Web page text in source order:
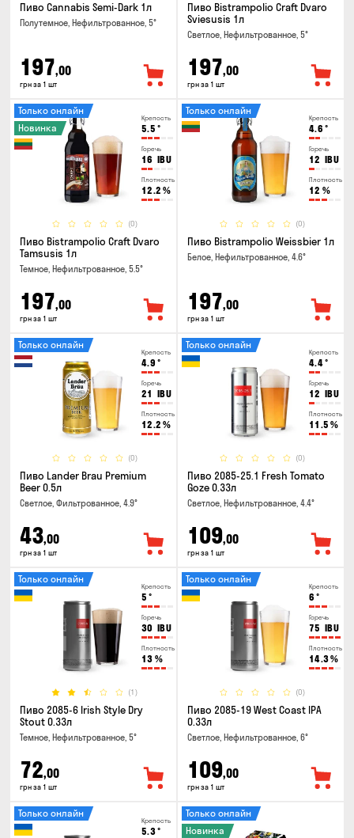
Пиво Cannabis Semi-Dark 1л
Полутемное, Нефильтрованное, 5°
197,00
грн за 1 шт
Пиво Bistrampolio Craft Dvaro
Sviesusis 1л
Светлое, Нефильтрованное, 5°
197,00
грн за 1 шт
Крепость
5.5 °
Горечь
16 IBU
Плотность
12.2 %
(0)
Только онлайн
Новинка
Пиво Bistrampolio Craft Dvaro
Tamsusis 1л
Темное, Нефильтрованное, 5.5°
197,00
грн за 1 шт
Крепость
4.6 °
Горечь
12 IBU
Плотность
12 %
(0)
Только онлайн
Пиво Bistrampolio Weissbier 1л
Белое, Нефильтрованное, 4.6°
197,00
грн за 1 шт
Крепость
4.9 °
Горечь
21 IBU
Плотность
12.2 %
(0)
Только онлайн
Пиво Lander Brau Premium
Beer 0.5л
Светлое, Фильтрованное, 4.9°
43,00
грн за 1 шт
Крепость
4.4°
Горечь
12 IBU
Плотность
11.5 %
(0)
Только онлайн
Пиво 2085-25.1 Fresh Tomato
Goze 0.33л
Светлое, Нефильтрованное, 4.4°
109,00
грн за 1 шт
Крепость
5 °
Горечь
30 IBU
Плотность
13 %
(1)
Только онлайн
Пиво 2085-6 Irish Style Dry
Stout 0.33л
Темное, Нефильтрованное, 5°
72,00
грн за 1 шт
Крепость
6 °
Горечь
75 IBU
Плотность
14.3%
(0)
Только онлайн
Пиво 2085-19 West Coast IPA
0.33л
Светлое, Нефильтрованное, 6°
109,00
грн за 1 шт
Крепость
5.3°
Только онлайн
Только онлайн
Новинка